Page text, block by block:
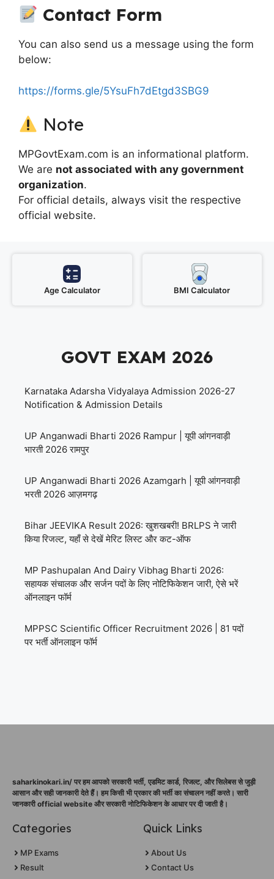
Contact Form
You can also send us a message using the form
below:
https://forms.gle/5YsuFh7dEtgd3SBG9
Note
MPGovtExam.com is an informational platform.
We are not associated with any government
organization.
For official details, always visit the respective
official website.
Age Calculator BMI Calculator
GOVT EXAM 2026
Karnataka Adarsha Vidyalaya Admission 2026-27
Notification & Admission Details
UP Anganwadi Bharti 2026 Rampur | यूपी आंगनवाड़ी
भारती 2026 रामपुर
UP Anganwadi Bharti 2026 Azamgarh | यूपी आंगनवाड़ी
भरती 2026 आज़मगढ़
Bihar JEEVIKA Result 2026: खुशखबरी! BRLPS ने जारी
किया रिजल्ट, यहाँ से देखें मेरिट लिस्ट और कट-ऑफ
MP Pashupalan And Dairy Vibhag Bharti 2026:
सहायक संचालक और सर्जन पदों के लिए नोटिफिकेशन जारी, ऐसे भरें
ऑनलाइन फॉर्म
MPPSC Scientific Officer Recruitment 2026 | 81 पदों
पर भर्ती ऑनलाइन फॉर्म
saharkinokari.in/ पर हम आपको सरकारी भर्ती, एडमिट कार्ड, रिजल्ट, और सिलेबस से जुड़ी
आसान और सही जानकारी देते हैं। हम किसी भी प्रकार की भर्ती का संचालन नहीं करते। सारी
जानकारी official website और सरकारी नोटिफिकेशन के आधार पर दी जाती है।
Categories
MP Exams
Result
Quick Links
About Us
Contact Us